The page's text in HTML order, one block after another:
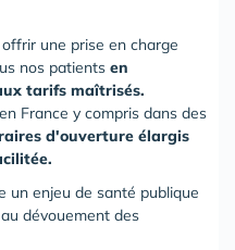
une prise en charge
nos patients en
tarifs maîtrisés.
France y compris dans des
d'ouverture élargis
un enjeu de santé publique
dévouement des